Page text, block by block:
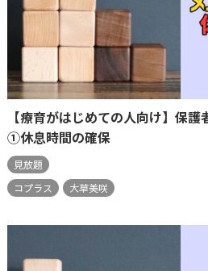
【療育がはじめての人向け】保
①休息時間の確保
見放題
コプラス
大草美咲